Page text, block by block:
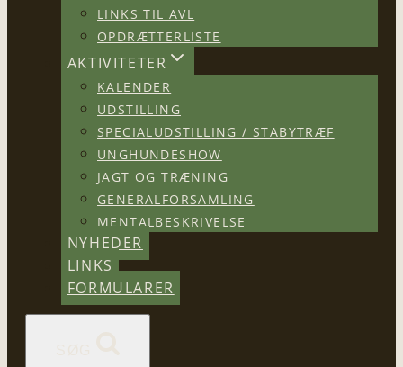
LINKS TIL AVL
OPDRÆTTERLISTE
AKTIVITETER
KALENDER
UDSTILLING
SPECIALUDSTILLING / STABYTRÆF
UNGHUNDESHOW
JAGT OG TRÆNING
GENERALFORSAMLING
MENTALBESKRIVELSE
NYHEDER
LINKS
FORMULARER